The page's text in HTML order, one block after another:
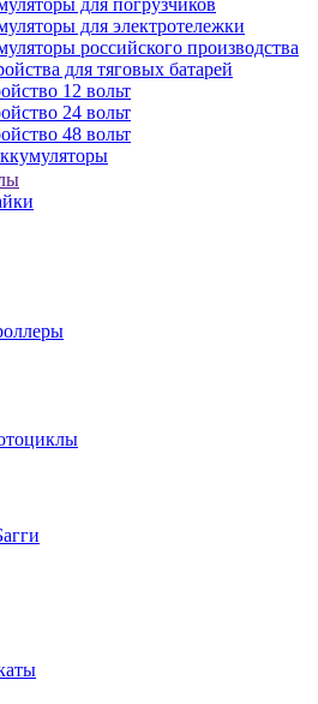
для погрузчиков
для электротележки
российского производства
для тяговых батарей
12 вольт
24 вольт
48 вольт